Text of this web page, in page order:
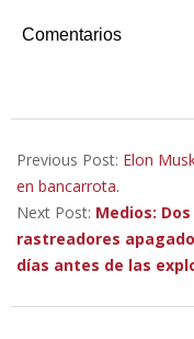
Comentarios
11-
14
Previous Post: Elon
en bancarrota.
Next Post: Medios:
rastreadores
días antes de las